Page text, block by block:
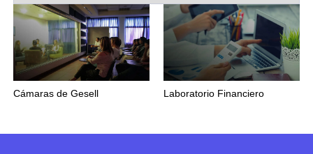
Cámaras de Gesell Laboratorio Financiero